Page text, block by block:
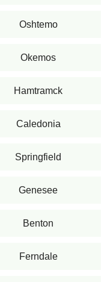
Oshtemo
Okemos
Hamtramck
Caledonia
Springfield
Genesee
Benton
Ferndale